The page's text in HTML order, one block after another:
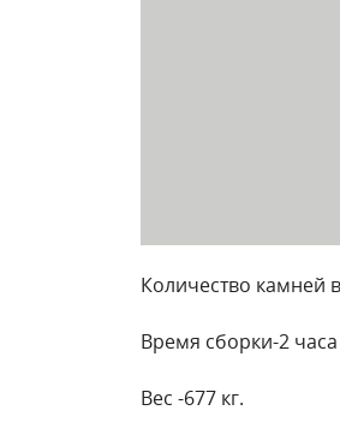
Количество камней
Время сборки-2 часа
Вес -677 кг.